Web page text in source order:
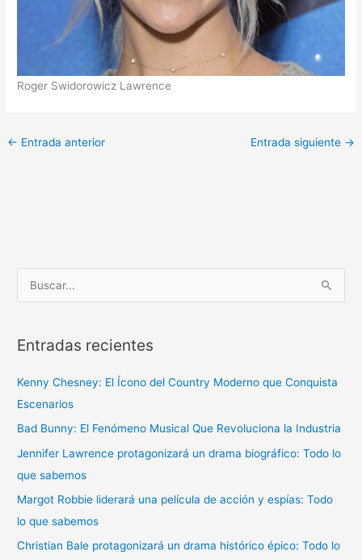
Roger Swidorowicz Lawrence
← Entrada anterior Entrada siguiente →
u
c
r
p
o
r
:
Entradas recientes
Kenny Chesney: El Ícono del Country Moderno que Conquista
Escenarios
Bad Bunny: El Fenómeno Musical Que Revoluciona la Industria
Jennifer Lawrence protagonizará un drama biográfico: Todo lo
que sabemos
Margot Robbie liderará una película de acción y espías: Todo
lo que sabemos
Christian Bale protagonizará un drama histórico épico: Todo lo